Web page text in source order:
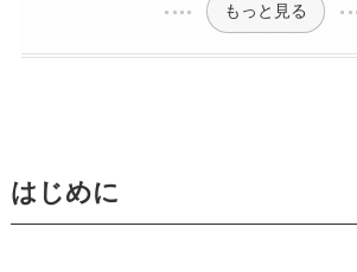
もっと見る
はじめに